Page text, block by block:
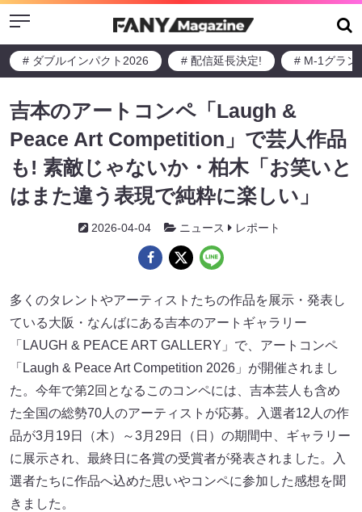
Menu
# ダブルインパクト2026 # 配信延長決定! # M-1グラン
吉本のアートコンペ「Laugh &
Peace Art Competition」で芸人作品
も! 素敵じゃないか・柏木「お笑いと
はまた違う表現で純粋に楽しい」
2026-04-04 ニュース レポート
多くのタレントやアーティストたちの作品を展示・発表し
ている大阪・なんばにある吉本のアートギャラリー
「LAUGH & PEACE ART GALLERY」で、アートコンペ
「Laugh & Peace Art Competition 2026」が開催されまし
た。今年で第2回となるこのコンペには、吉本芸人も含め
た全国の総勢70人のアーティストが応募。入選者12人の作
品が3月19日（木）～3月29日（日）の期間中、ギャラリー
に展示され、最終日に各賞の受賞者が発表されました。入
選者たちに作品へ込めた思いやコンペに参加した感想を聞
きました。